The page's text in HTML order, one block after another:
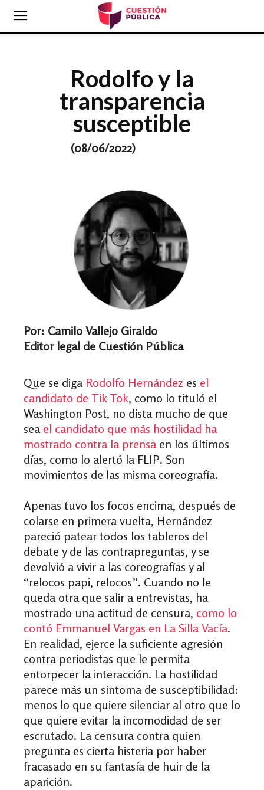
Rodolfo y la
transparencia
susceptible
(08/06/2022)
Por: Camilo Vallejo Giraldo
Editor legal de Cuestión Pública
Que se diga Rodolfo Hernández es el
candidato de Tik Tok, como lo tituló el
Washington Post, no dista mucho de que
sea el candidato que más hostilidad ha
mostrado contra la prensaen los últimos
días, como lo alertó la FLIP. Son
movimientos de las misma coreografía.
Apenas tuvo los focos encima, después de
colarse en primera vuelta, Hernández
pareció patear todos los tableros del
debate y de las contrapreguntas, y se
devolvió a vivir a las coreografías y al
“relocos papi, relocos”. Cuando no le
queda otra que salir a entrevistas, ha
mostrado una actitud de censura, como lo
contó Emmanuel Vargas en La Silla Vacía.
En realidad, ejerce la suficiente agresión
contra periodistas que le permita
entorpecer la interacción. La hostilidad
parece más un síntoma de susceptibilidad:
menos lo que quiere silenciar al otro que lo
que quiere evitar la incomodidad de ser
escrutado. La censura contra quien
pregunta es cierta histeria por haber
fracasado en su fantasía de huir de la
aparición.